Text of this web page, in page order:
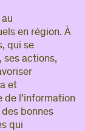
en région. À
qui se
ses actions,
et
de l’information
bonnes
qui